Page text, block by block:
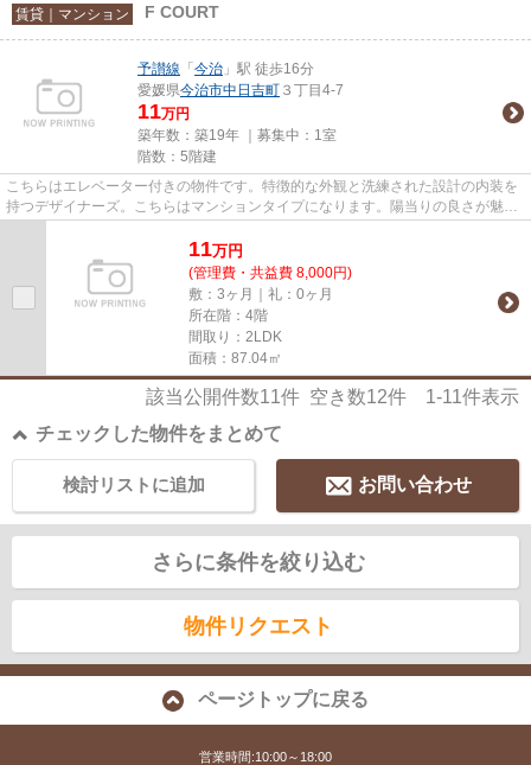
賃貸｜マンション F COURT
予讃線 「 今治 」駅 徒歩16分
愛媛県今治市中日吉町 ３丁目4-7
11万円
築年数：築19年 ｜募集中： 1室
階数：5階建
こちらはエレベーター付きの物件です。特徴的な外観と洗練された設計の内装を
持つデザイナーズ。こちらはマンションタイプになります。陽当りの良さが魅力
11万円
(管理費・共益費 8,000円)
敷：3ヶ月｜礼：0ヶ月
所在階：4階
間取り：2LDK
面積：87.04㎡
該当公開件数11件 空き数12件 1-11件表示
チェックした物件をまとめて
お問い合わせ
検討リストに追加
さらに条件を絞り込む
物件リクエスト
ページトップに戻る
営業時間:10:00～18:00